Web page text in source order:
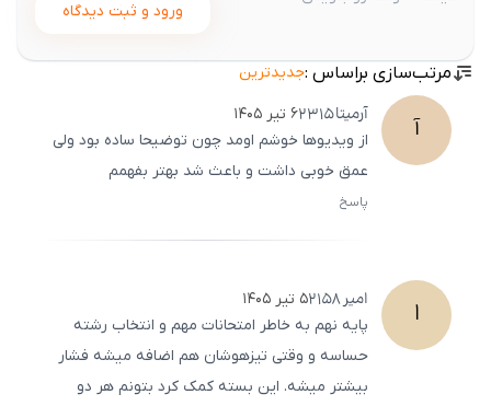
ورود و ثبت دیدگاه
مرتب‌سازی براساس :جدیدترین
آ آرمیتا2315۶ تیر ۱۴۰۵
از ویدیوها خوشم اومد چون توضیحا ساده بود ولی
عمق خوبی داشت و باعث شد بهتر بفهمم
پاسخ
ا امیر2158۵ تیر ۱۴۰۵
پایه نهم به خاطر امتحانات مهم و انتخاب رشته
حساسه و وقتی تیزهوشان هم اضافه میشه فشار
بیشتر میشه. این بسته کمک کرد بتونم هر دو